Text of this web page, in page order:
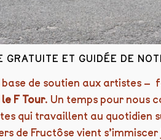
GRATUITE ET GUIDÉE DE
de soutien aux artistes –
le F Tour. Un temps pour nous
qui travaillent au quotidien
de Fructôse vient